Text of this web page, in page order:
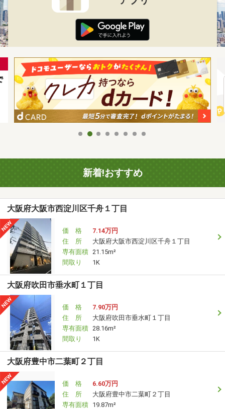
新着!おすすめ
大阪府大阪市西淀川区千舟１丁目
価 格
7.14万円
住 所
大阪府大阪市西淀川区千舟１丁目
専有面積 21.15m²
間取り
1K
大阪府吹田市垂水町１丁目
価 格
7.90万円
住 所
大阪府吹田市垂水町１丁目
専有面積 28.16m²
間取り
1K
大阪府豊中市二葉町２丁目
価 格
6.60万円
住 所
大阪府豊中市二葉町２丁目
専有面積 19.87m²